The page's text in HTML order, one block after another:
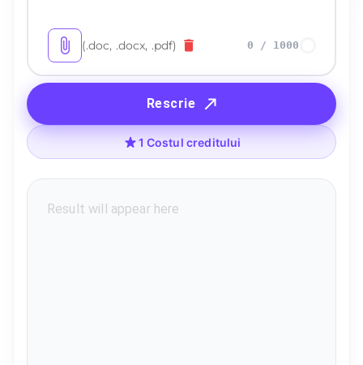
(.doc, .docx, .pdf) 0 / 1000
Rescrie
1 Costul creditului